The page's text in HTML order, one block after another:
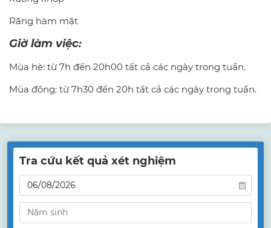
Răng hàm mặt
Giờ làm việc:
Mùa hè: từ 7h đến 20h00 tất cả các ngày trong tuần.
Mùa đông: từ 7h30 đến 20h tất cả các ngày trong tuần.
Tra cứu kết quả xét nghiệm